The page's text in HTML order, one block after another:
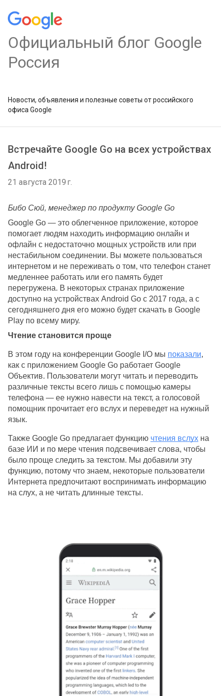
Официальный блог Google
Россия
Новости, объявления и полезные советы от российского
офиса Google
Встречайте Google Go на всех устройствах
Android!
21 августа 2019 г.
Бибо Сюй, менеджер по продукту Google Go
Google Go — это облегченное приложение, которое
помогает людям находить информацию онлайн и
офлайн с недостаточно мощных устройств или при
нестабильном соединении. Вы можете пользоваться
интернетом и не переживать о том, что телефон станет
медленнее работать или его память будет
перегружена. В некоторых странах приложение
доступно на устройствах Android Go с 2017 года, а с
сегодняшнего дня его можно будет скачать в Google
Play по всему миру.
Чтение становится проще
В этом году на конференции Google I/O мы показали,
как с приложением Google Go работает Google
Объектив. Пользователи могут читать и переводить
различные тексты всего лишь с помощью камеры
телефона — ее нужно навести на текст, а голосовой
помощник прочитает его вслух и переведет на нужный
язык.
Также Google Go предлагает функцию чтения вслух на
базе ИИ и по мере чтения подсвечивает слова, чтобы
было проще следить за текстом. Мы добавили эту
функцию, потому что знаем, некоторые пользователи
Интернета предпочитают воспринимать информацию
на слух, а не читать длинные тексты.